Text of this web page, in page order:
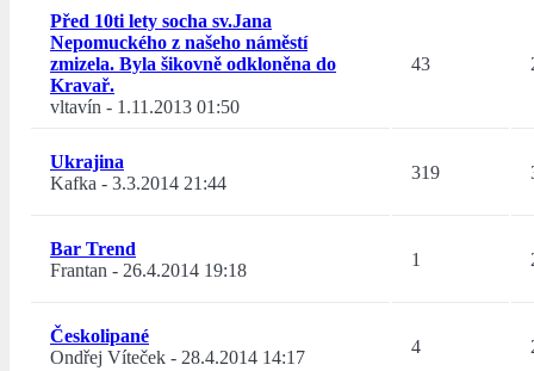
Před 10ti lety socha sv.Jana
Nepomuckého z našeho náměstí
zmizela. Byla šikovně odkloněna do
Kravař.
vltavín - 1.11.2013 01:50
43
Ukrajina
Kafka - 3.3.2014 21:44
319
Bar Trend
Frantan - 26.4.2014 19:18
1
Českolipané
Ondřej Víteček - 28.4.2014 14:17
4